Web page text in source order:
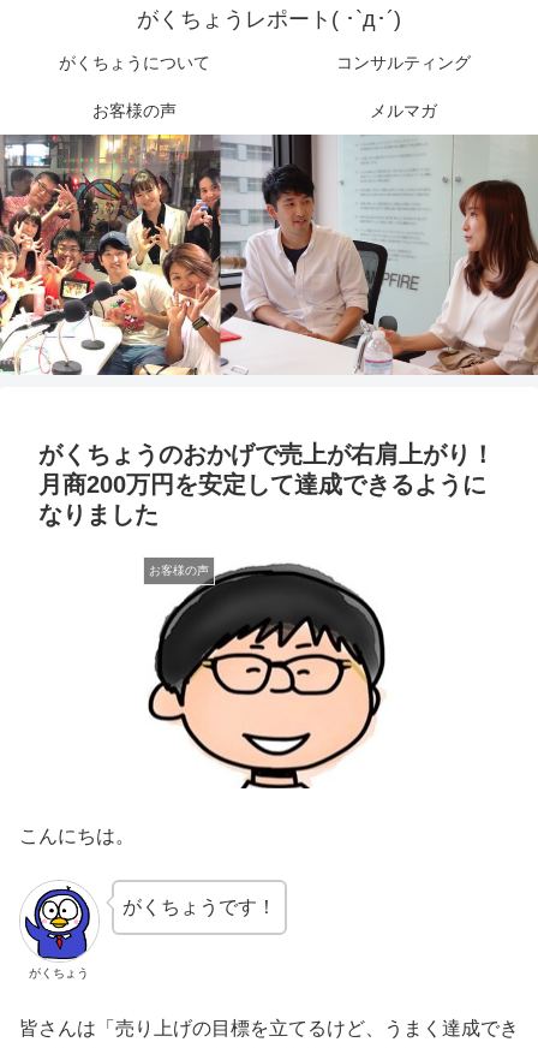
がくちょうレポート( ･`д･´)
がくちょうについて コンサルティング
お客様の声 メルマガ
がくちょうのおかげで売上が右肩上がり！
月商200万円を安定して達成できるように
なりました
お客様の声
こんにちは。
がくちょう
がくちょうです！
皆さんは「売り上げの目標を立てるけど、うまく達成でき